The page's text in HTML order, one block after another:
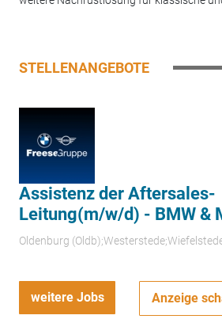
STELLENANGEBOTE
Assistenz der Aftersales-
Leitung(m/w/d) - BMW &
Oldenburg
weitere Jobs Anzeige